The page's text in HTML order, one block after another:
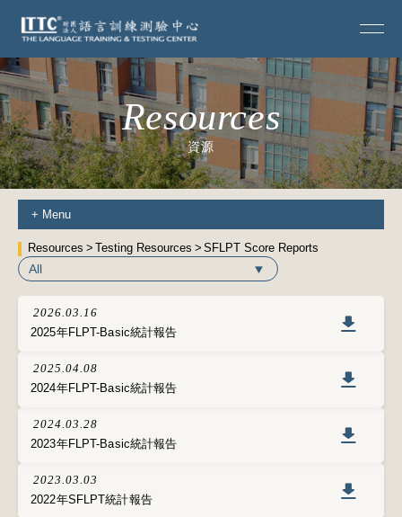
Resources
資源
+ Menu
Resources Testing Resources SFLPT Score Reports
All
2026.03.16
2025年FLPT-Basic統計報告
2025.04.08
2024年FLPT-Basic統計報告
2024.03.28
2023年FLPT-Basic統計報告
2023.03.03
2022年SFLPT統計報告